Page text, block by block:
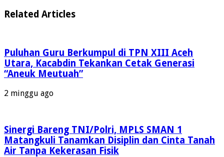
Related Articles
Puluhan Guru Berkumpul di TPN XIII Aceh
Utara, Kacabdin Tekankan Cetak Generasi
“Aneuk Meutuah”
2 minggu ago
Sinergi Bareng TNI/Polri, MPLS SMAN 1
Matangkuli Tanamkan Disiplin dan Cinta Tanah
Air Tanpa Kekerasan Fisik